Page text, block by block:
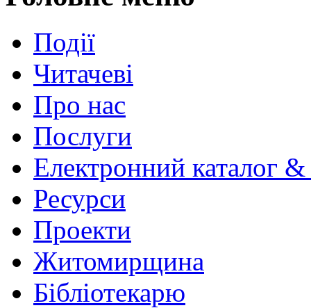
Події
Читачеві
Про нас
Послуги
Електронний каталог
Ресурси
Проекти
Житомирщина
Бібліотекарю